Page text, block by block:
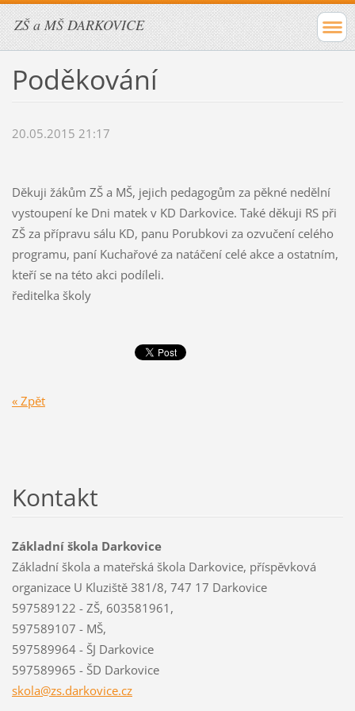
ZŠ a MŠ DARKOVICE
Poděkování
20.05.2015 21:17
Děkuji žákům ZŠ a MŠ, jejich pedagogům za pěkné nedělní
vystoupení ke Dni matek v KD Darkovice. Také děkuji RS při
ZŠ za přípravu sálu KD, panu Porubkovi za ozvučení celého
programu, paní Kuchařové za natáčení celé akce a ostatním,
kteří se na této akci podíleli.
ředitelka školy
« Zpět
Kontakt
Základní škola Darkovice
Základní škola a mateřská škola Darkovice, příspěvková
organizace U Kluziště 381/8, 747 17 Darkovice
597589122 - ZŠ, 603581961,
597589107 - MŠ,
597589964 - ŠJ Darkovice
597589965 - ŠD Darkovice
skola@zs.darkovice.cz